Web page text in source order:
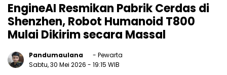
EngineAI Resmikan Pabrik Cerdas di
Shenzhen, Robot Humanoid T800
Mulai Dikirim secara Massal
Pandumaulana
- Pewarta
Sabtu, 30 Mei 2026 - 19:15 WIB